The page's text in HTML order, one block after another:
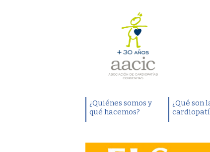
¿Quiénes somos y
qué hacemos?
¿Qué son